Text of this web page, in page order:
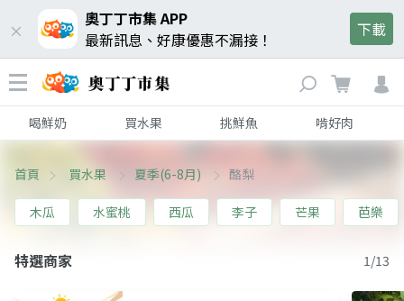
奧丁丁市集 APP
最新訊息、好康優惠不漏接！
下載
喝鮮奶 買水果 挑鮮魚 啃好肉
首頁 買水果 夏季(6-8月) 酪梨
木瓜 水蜜桃 西瓜 李子 芒果 芭樂
特選商家 1/13